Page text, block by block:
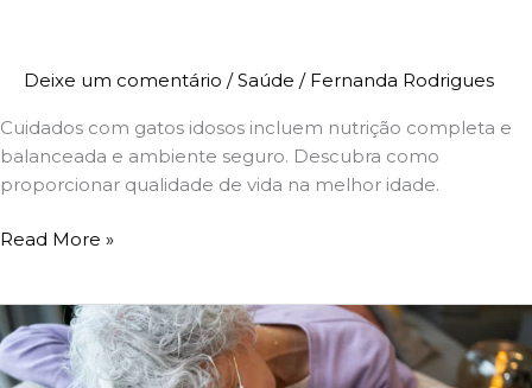
Deixe um comentário /Saúde / Fernanda Rodrigues
Cuidados com gatos idosos incluem nutrição completa e
balanceada e ambiente seguro. Descubra como
proporcionar qualidade de vida na melhor idade.
Read More »
Conheça
Cuidados
Com